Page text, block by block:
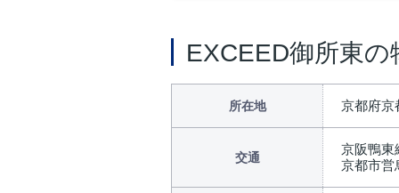
EXCEED御所東の
所在地 京都府京
交通
京阪鴨東
京都市営